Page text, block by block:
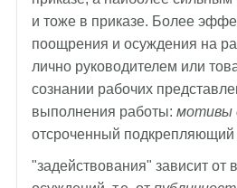
и тоже в приказе. Более
поощрения и осуждения на
лично руководителем или
сознании рабочих
выполнения работы: мотивы
отсроченный
"задействования" зависит